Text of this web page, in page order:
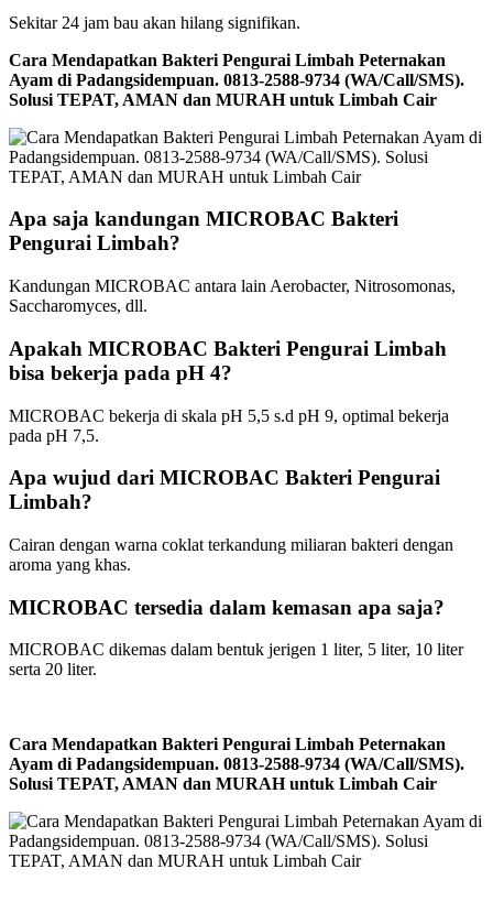
Sekitar 24 jam bau akan hilang signifikan.
Cara Mendapatkan Bakteri Pengurai Limbah Peternakan
Ayam di Padangsidempuan. 0813-2588-9734 (WA/Call/SMS).
Solusi TEPAT, AMAN dan MURAH untuk Limbah Cair
Apa saja kandungan MICROBAC Bakteri
Pengurai Limbah?
Kandungan MICROBAC antara lain Aerobacter, Nitrosomonas,
Saccharomyces, dll.
Apakah MICROBAC Bakteri Pengurai Limbah
bisa bekerja pada pH 4?
MICROBAC bekerja di skala pH 5,5 s.d pH 9, optimal bekerja
pada pH 7,5.
Apa wujud dari MICROBAC Bakteri Pengurai
Limbah?
Cairan dengan warna coklat terkandung miliaran bakteri dengan
aroma yang khas.
MICROBAC tersedia dalam kemasan apa saja?
MICROBAC dikemas dalam bentuk jerigen 1 liter, 5 liter, 10 liter
serta 20 liter.
Cara Mendapatkan Bakteri Pengurai Limbah Peternakan
Ayam di Padangsidempuan. 0813-2588-9734 (WA/Call/SMS).
Solusi TEPAT, AMAN dan MURAH untuk Limbah Cair